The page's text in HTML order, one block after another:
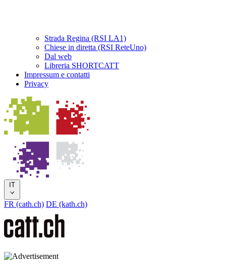
Strada Regina (RSI LA1)
Chiese in diretta (RSI ReteUno)
Dal web
Libreria SHORTCATT
Impressum e contatti
Privacy
IT
FR (cath.ch) DE (kath.ch)